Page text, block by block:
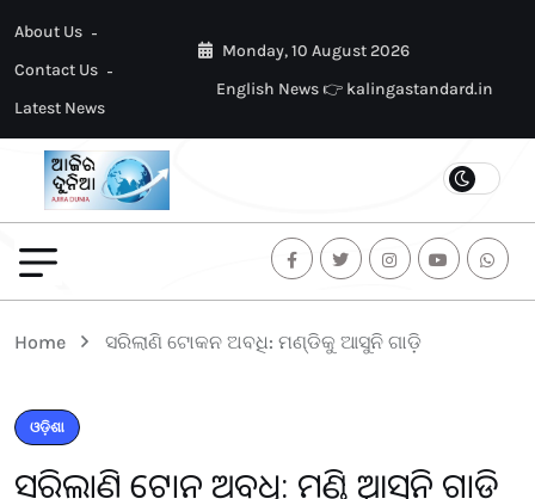
About Us
Contact Us
Latest News
Monday, 10 August 2026
English News 👉 kalingastandard.in
Home ସରିଲାଣି ଟୋକନ ଅବଧି: ମଣ୍ଡିକୁ ଆସୁନି ଗାଡ଼ି
ଓଡ଼ିଶା
ସରିଲାଣି ଟୋକନ ଅବଧି: ମଣ୍ଡିକୁ ଆସୁନି ଗାଡ଼ି